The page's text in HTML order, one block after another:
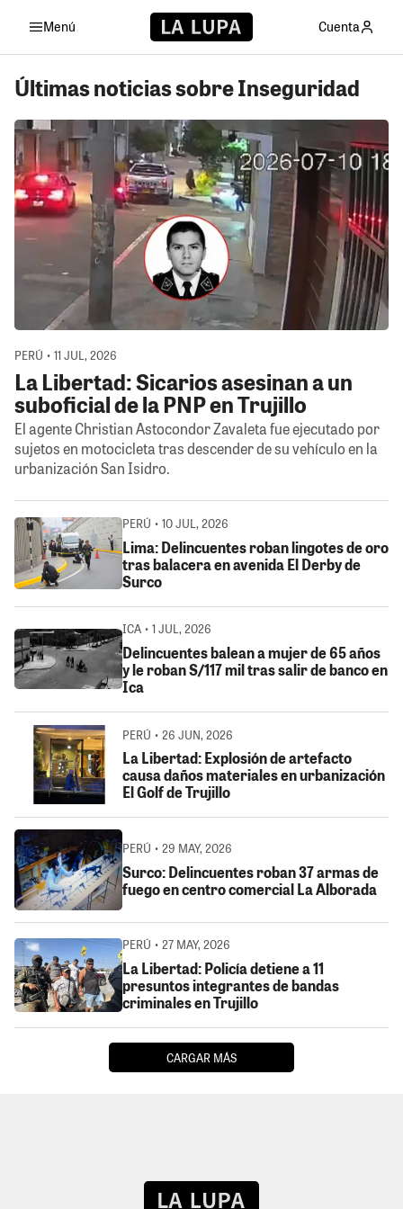
Menú Cuenta
Últimas noticias sobre Inseguridad
PERÚ • 11 JUL, 2026
La Libertad: Sicarios asesinan a un
suboficial de la PNP en Trujillo
El agente Christian Astocondor Zavaleta fue ejecutado por
sujetos en motocicleta tras descender de su vehículo en la
urbanización San Isidro.
PERÚ • 10 JUL, 2026
Lima: Delincuentes roban lingotes de oro
tras balacera en avenida El Derby de
Surco
ICA • 1 JUL, 2026
Delincuentes balean a mujer de 65 años
y le roban S/117 mil tras salir de banco en
Ica
PERÚ • 26 JUN, 2026
La Libertad: Explosión de artefacto
causa daños materiales en urbanización
El Golf de Trujillo
PERÚ • 29 MAY, 2026
Surco: Delincuentes roban 37 armas de
fuego en centro comercial La Alborada
PERÚ • 27 MAY, 2026
La Libertad: Policía detiene a 11
presuntos integrantes de bandas
criminales en Trujillo
CARGAR MÁS